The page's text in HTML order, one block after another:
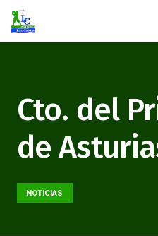
Cto. del
de
NOTICIAS